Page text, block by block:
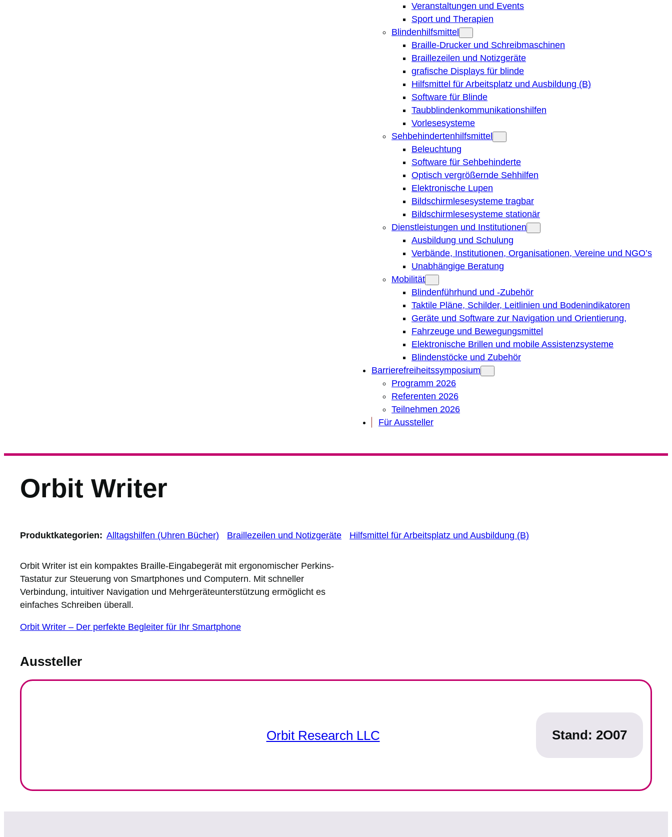
Veranstaltungen und Events
Sport und Therapien
Blindenhilfsmittel
Braille-Drucker und Schreibmaschinen
Braillezeilen und Notizgeräte
grafische Displays für blinde
Hilfsmittel für Arbeitsplatz und Ausbildung (B)
Software für Blinde
Taubblindenkommunikationshilfen
Vorlesesysteme
Sehbehindertenhilfsmittel
Beleuchtung
Software für Sehbehinderte
Optisch vergrößernde Sehhilfen
Elektronische Lupen
Bildschirmlesesysteme tragbar
Bildschirmlesesysteme stationär
Dienstleistungen und Institutionen
Ausbildung und Schulung
Verbände, Institutionen, Organisationen, Vereine und NGO’s
Unabhängige Beratung
Mobilität
Blindenführhund und -Zubehör
Taktile Pläne, Schilder, Leitlinien und Bodenindikatoren
Geräte und Software zur Navigation und Orientierung,
Fahrzeuge und Bewegungsmittel
Elektronische Brillen und mobile Assistenzsysteme
Blindenstöcke und Zubehör
Barrierefreiheitssymposium
Programm 2026
Referenten 2026
Teilnehmen 2026
Für Aussteller
Orbit Writer
Produktkategorien: Alltagshilfen (Uhren Bücher) Braillezeilen und Notizgeräte Hilfsmittel für Arbeitsplatz und Ausbildung (B)
Orbit Writer ist ein kompaktes Braille-Eingabegerät mit ergonomischer Perkins-
Tastatur zur Steuerung von Smartphones und Computern. Mit schneller
Verbindung, intuitiver Navigation und Mehrgeräteunterstützung ermöglicht es
einfaches Schreiben überall.
Orbit Writer – Der perfekte Begleiter für Ihr Smartphone
Aussteller
Orbit Research LLC Stand: 2O07